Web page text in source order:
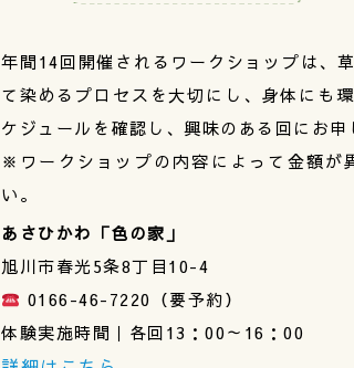
年間14回開催されるワークショップは、
て染めるプロセスを大切にし、身体にも
ケジュールを確認し、興味のある回にお申
※ワークショップの内容によって金額が
い。
あさひかわ「色の家」
旭川市春光5条8丁目10-4
0166-46-7220（要予約）
体験実施時間｜各回13：00～16：00